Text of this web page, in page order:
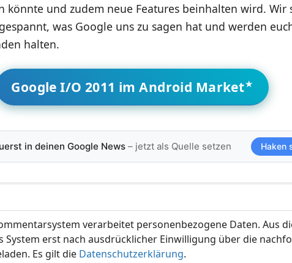
könnte und zudem neue Features beinhalten wird. Wir
was Google uns zu sagen hat und werden
halten.
Google I/O 2011 im Android Market
in deinen Google News– jetzt als Quelle setzen Haken
verarbeitet personenbezogene Daten. Aus
System erst nach ausdrücklicher Einwilligung über die
Es gilt die Datenschutzerklärung.